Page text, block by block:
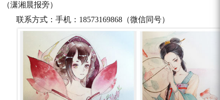
（潇湘晨报旁）
联系方式：手机： 18573169868 （微信同号）